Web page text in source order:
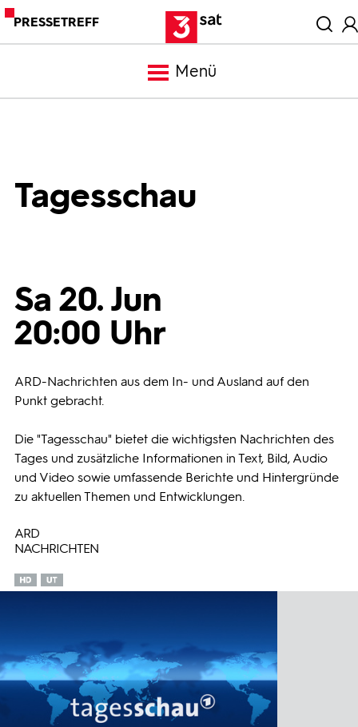
PRESSETREFF
Menü
Bilder
Programmwochen
3sat
Tagesschau
Sa 20. Jun
20:00 Uhr
ARD-Nachrichten aus dem In- und Ausland auf den
Punkt gebracht.
Die "Tagesschau" bietet die wichtigsten Nachrichten des
Tages und zusätzliche Informationen in Text, Bild, Audio
und Video sowie umfassende Berichte und Hintergründe
zu aktuellen Themen und Entwicklungen.
ARD
NACHRICHTEN